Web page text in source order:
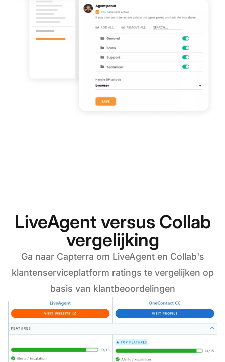
LiveAgent versus Collab
vergelijking
Ga naar Capterra om LiveAgent en Collab's
klantenserviceplatform ratings te vergelijken op
basis van klantbeoordelingen